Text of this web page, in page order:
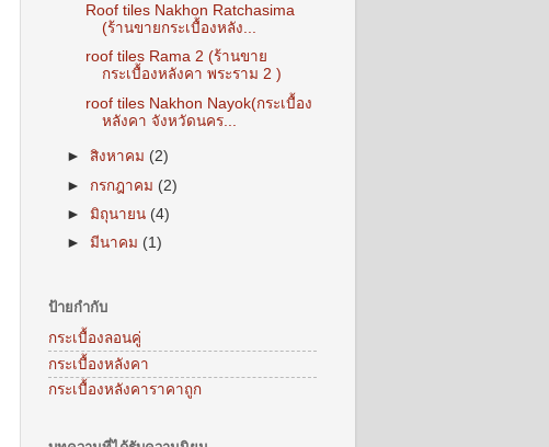
Roof tiles Nakhon Ratchasima
(ร้านขายกระเบื้องหลัง...
roof tiles Rama 2 (ร้านขาย
กระเบื้องหลังคา พระราม 2 )
roof tiles Nakhon Nayok(กระเบื้อง
หลังคา จังหวัดนคร...
►สิงหาคม (2)
► กรกฎาคม (2)
►มิถุนายน (4)
►มีนาคม (1)
ป้ายกำกับ
กระเบื้องลอนคู่
กระเบื้องหลังคา
กระเบื้องหลังคาราคาถูก